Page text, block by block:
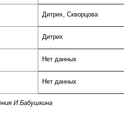
Дитрих, Скворцова
Дитрих
Нет данных
Нет данных
И.Бабушкина